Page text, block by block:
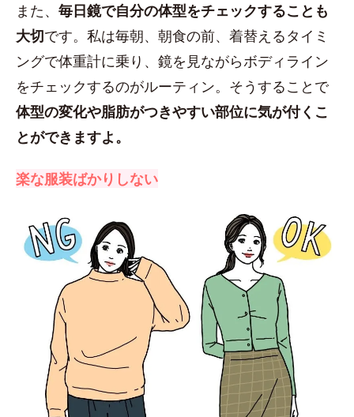
また、 毎日鏡で自分の体型をチェックすることも
大切です。私は毎朝、朝食の前、着替えるタイミ
ングで体重計に乗り、鏡を見ながらボディライン
をチェックするのがルーティン。そうすることで
体型の変化や脂肪がつきやすい部位に気が付くこ
とができますよ。
楽な服装ばかりしない